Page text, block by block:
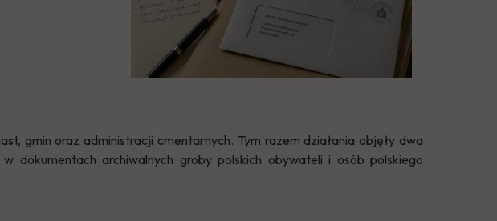
gmin oraz administracji cmentarnych. Tym razem działania objęły dwa
dokumentach archiwalnych groby polskich obywateli i osób polskiego